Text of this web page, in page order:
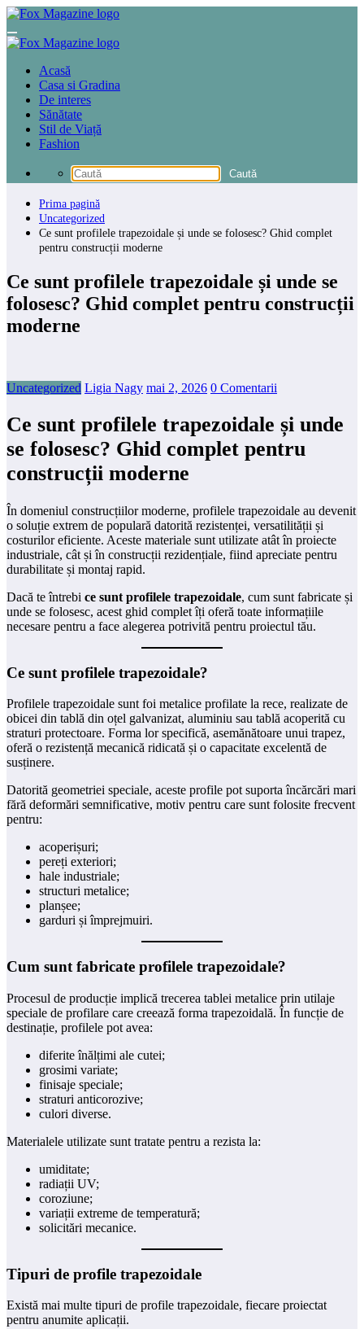
Sari
conținut
Acasă
Casa si Gradina
De interes
Sănătate
Stil de Viață
Fashion
Prima pagină
Uncategorized
Ce sunt profilele trapezoidale și unde se folosesc? Ghid complet
pentru construcții moderne
Ce sunt profilele trapezoidale și unde se
folosesc? Ghid complet pentru construcții
moderne
Uncategorized Ligia Nagy mai 2, 2026 0 Comentarii
Ce sunt profilele trapezoidale și unde
se folosesc? Ghid complet pentru
construcții moderne
În domeniul construcțiilor moderne, profilele trapezoidale au devenit
o soluție extrem de populară datorită rezistenței, versatilității și
costurilor eficiente. Aceste materiale sunt utilizate atât în proiecte
industriale, cât și în construcții rezidențiale, fiind apreciate pentru
durabilitate și montaj rapid.
Dacă te întrebi ce sunt profilele trapezoidale, cum sunt fabricate și
unde se folosesc, acest ghid complet îți oferă toate informațiile
necesare pentru a face alegerea potrivită pentru proiectul tău.
Ce sunt profilele trapezoidale?
Profilele trapezoidale sunt foi metalice profilate la rece, realizate de
obicei din tablă din oțel galvanizat, aluminiu sau tablă acoperită cu
straturi protectoare. Forma lor specifică, asemănătoare unui trapez,
oferă o rezistență mecanică ridicată și o capacitate excelentă de
susținere.
Datorită geometriei speciale, aceste profile pot suporta încărcări mari
fără deformări semnificative, motiv pentru care sunt folosite frecvent
pentru:
acoperișuri;
pereți exteriori;
hale industriale;
structuri metalice;
planșee;
garduri și împrejmuiri.
Cum sunt fabricate profilele trapezoidale?
Procesul de producție implică trecerea tablei metalice prin utilaje
speciale de profilare care creează forma trapezoidală. În funcție de
destinație, profilele pot avea:
diferite înălțimi ale cutei;
grosimi variate;
finisaje speciale;
straturi anticorozive;
culori diverse.
Materialele utilizate sunt tratate pentru a rezista la:
umiditate;
radiații UV;
coroziune;
variații extreme de temperatură;
solicitări mecanice.
Tipuri de profile trapezoidale
Există mai multe tipuri de profile trapezoidale, fiecare proiectat
pentru anumite aplicații.